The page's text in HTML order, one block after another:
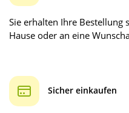
Sie erhalten Ihre Bestellung
Hause oder an eine
Sicher einkaufen